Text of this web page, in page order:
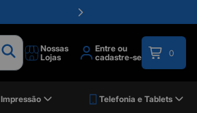
Nossas
Lojas
Entre ou
cadastre-se
0
Impressão Telefonia e Tablets